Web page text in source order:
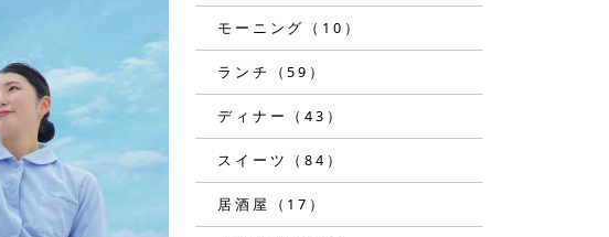
モーニング（10）
ランチ（59）
ディナー（43）
スイーツ（84）
居酒屋（17）